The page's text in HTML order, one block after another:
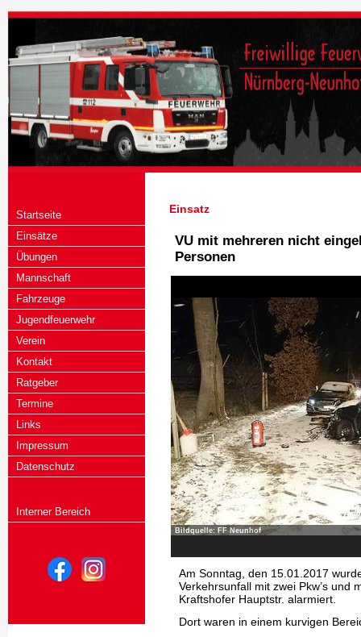
Startseite
Einsätze
Übungen
Mannschaft
Fahrzeuge
Jugendfeuerwehr
Verein
Kontakt
Ratgeber
Termine
Links
Impressum
Datenschutz
Interner Bereich
Einsatz
VU mit mehreren nicht
Personen
Bildquelle: FF Neunhof
Am Sonntag, den 15.01.2017
Verkehrsunfall mit zwei Pkw’s und
Kraftshofer Hauptstr. alarmiert.
Dort waren in einem kurvigen